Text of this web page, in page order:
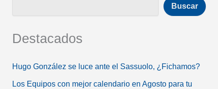
Buscar
Destacados
Hugo González se luce ante el Sassuolo, ¿Fichamos?
Los Equipos con mejor calendario en Agosto para tu